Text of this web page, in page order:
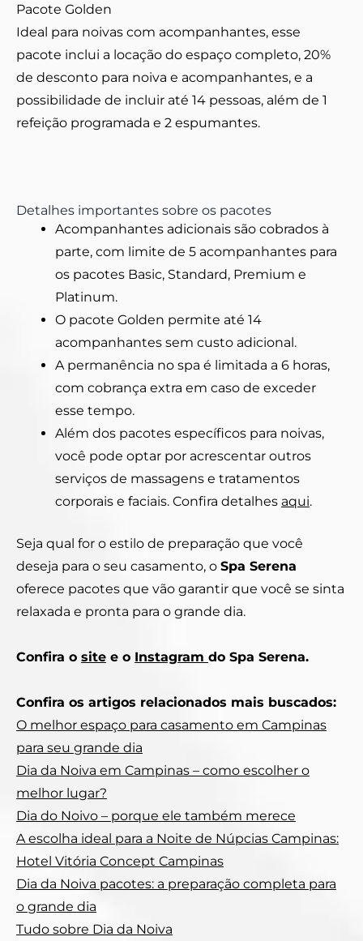
Pacote Golden
Ideal para noivas com acompanhantes, esse
pacote inclui a locação do espaço completo, 20%
de desconto para noiva e acompanhantes, e a
possibilidade de incluir até 14 pessoas, além de 1
refeição programada e 2 espumantes.
Detalhes importantes sobre os pacotes
Acompanhantes adicionais são cobrados à
parte, com limite de 5 acompanhantes para
os pacotes Basic, Standard, Premium e
Platinum.
O pacote Golden permite até 14
acompanhantes sem custo adicional.
A permanência no spa é limitada a 6 horas,
com cobrança extra em caso de exceder
esse tempo.
Além dos pacotes específicos para noivas,
você pode optar por acrescentar outros
serviços de massagens e tratamentos
corporais e faciais. Confira detalhes aqui.
Seja qual for o estilo de preparação que você
deseja para o seu casamento, o Spa Serena
oferece pacotes que vão garantir que você se sinta
relaxada e pronta para o grande dia.
Confira o site e o Instagram do Spa Serena.
Confira os artigos relacionados mais buscados:
O melhor espaço para casamento em Campinas
para seu grande dia
Dia da Noiva em Campinas – como escolher o
melhor lugar?
Dia do Noivo – porque ele também merece
A escolha ideal para a Noite de Núpcias Campinas:
Hotel Vitória Concept Campinas
Dia da Noiva pacotes: a preparação completa para
o grande dia
Tudo sobre Dia da Noiva